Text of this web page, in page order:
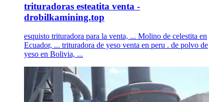
trituradoras esteatita venta -
drobilkamining.top
esquisto trituradora para la venta, ... Molino de celestita en
Ecuador, ... trituradora de yeso venta en peru . de polvo de
yeso en Bolivia, ...